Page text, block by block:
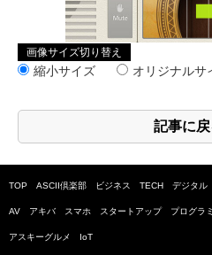
画像サイズ切り替え
縮小サイズ オリジナルサ
記事に戻
TOP ASCII倶楽部 ビジネス TECH デジタル
AV アキバ スマホ スタートアップ プログラ
アスキーグルメ IoT